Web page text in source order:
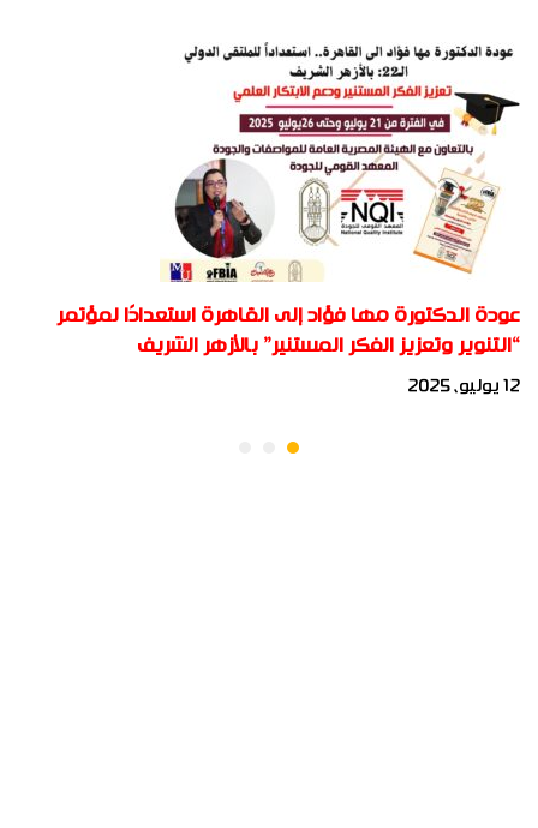
عودة الدكتورة مها فؤاد إلى القاهرة استعدادًا لمؤتمر
“التنوير وتعزيز الفكر المستنير” بالأزهر الشريف
12 يوليو، 2025